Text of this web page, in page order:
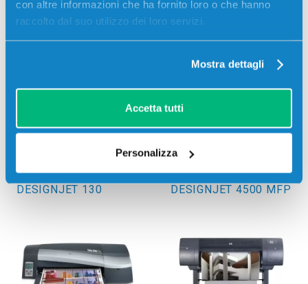
con altre informazioni che ha fornito loro o che hanno
raccolto dal suo utilizzo dei loro servizi.
Mostra dettagli
Accetta tutti
Personalizza
DESIGNJET T790
DESIGNJET 130
DESIGNJET 4520PS
DESIGNJET 4500 MFP